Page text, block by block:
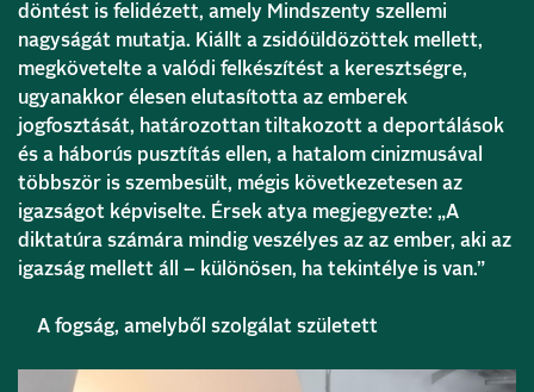
döntést is felidézett, amely Mindszenty szellemi
nagyságát mutatja. Kiállt a zsidóüldözöttek mellett,
megkövetelte a valódi felkészítést a keresztségre,
ugyanakkor élesen elutasította az emberek
jogfosztását, határozottan tiltakozott a deportálások
és a háborús pusztítás ellen, a hatalom cinizmusával
többször is szembesült, mégis következetesen az
igazságot képviselte. Érsek atya megjegyezte: „A
diktatúra számára mindig veszélyes az az ember, aki az
igazság mellett áll – különösen, ha tekintélye is van.”
A fogság, amelyből szolgálat született